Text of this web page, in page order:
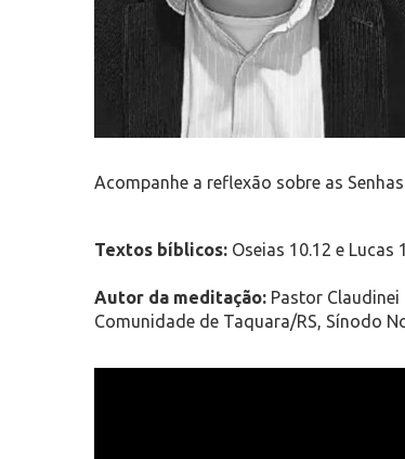
Acompanhe a reflexão sobre as
Textos bíblicos: Oseias 10.12 e Lucas
Autor da meditação: Pastor
Comunidade de Taquara/RS, Sínodo